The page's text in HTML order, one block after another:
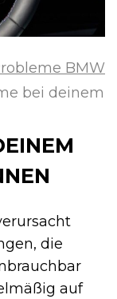
BMW
bei deinem
die
auf